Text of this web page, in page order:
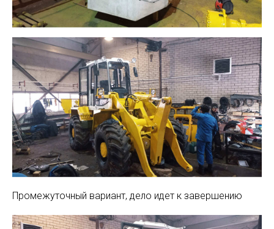
Промежуточный вариант, дело идет к завершению